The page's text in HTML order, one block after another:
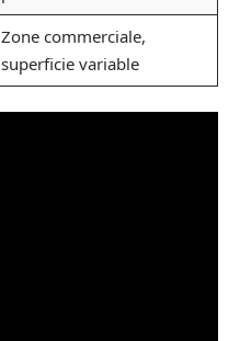
Zone commerciale,
superficie variable